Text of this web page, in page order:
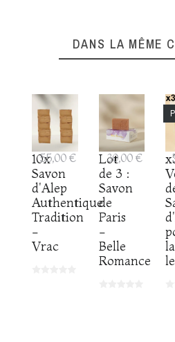
DANS LA MÊME
10x
Savon
d'Alep
Authentique
Tradition
-
Vrac
55,00 €
Lot
de 3 :
Savon
de
Paris
-
Belle
Romance
30,00 €
la